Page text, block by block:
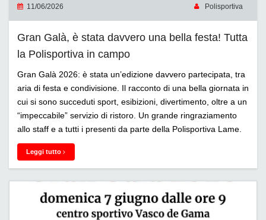
11/06/2026 Polisportiva
Gran Galà, è stata davvero una bella festa! Tutta
la Polisportiva in campo
Gran Galà 2026: è stata un’edizione davvero partecipata, tra
aria di festa e condivisione. Il racconto di una bella giornata in
cui si sono succeduti sport, esibizioni, divertimento, oltre a un
“impeccabile” servizio di ristoro. Un grande ringraziamento
allo staff e a tutti i presenti da parte della Polisportiva Lame.
Leggi tutto